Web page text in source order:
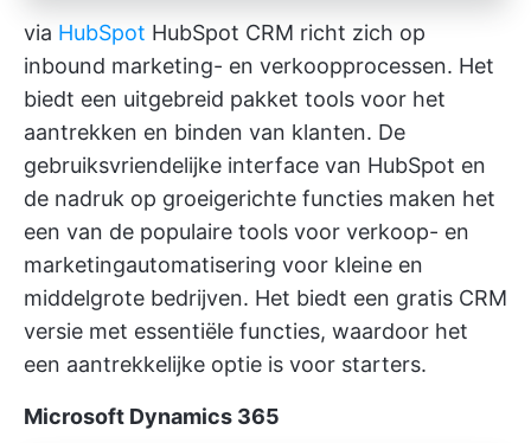
via HubSpot HubSpot CRM richt zich op
inbound marketing- en verkoopprocessen. Het
biedt een uitgebreid pakket tools voor het
aantrekken en binden van klanten. De
gebruiksvriendelijke interface van HubSpot en
de nadruk op groeigerichte functies maken het
een van de populaire tools voor verkoop- en
marketingautomatisering voor kleine en
middelgrote bedrijven. Het biedt een gratis CRM
versie met essentiële functies, waardoor het
een aantrekkelijke optie is voor starters.
Microsoft Dynamics 365